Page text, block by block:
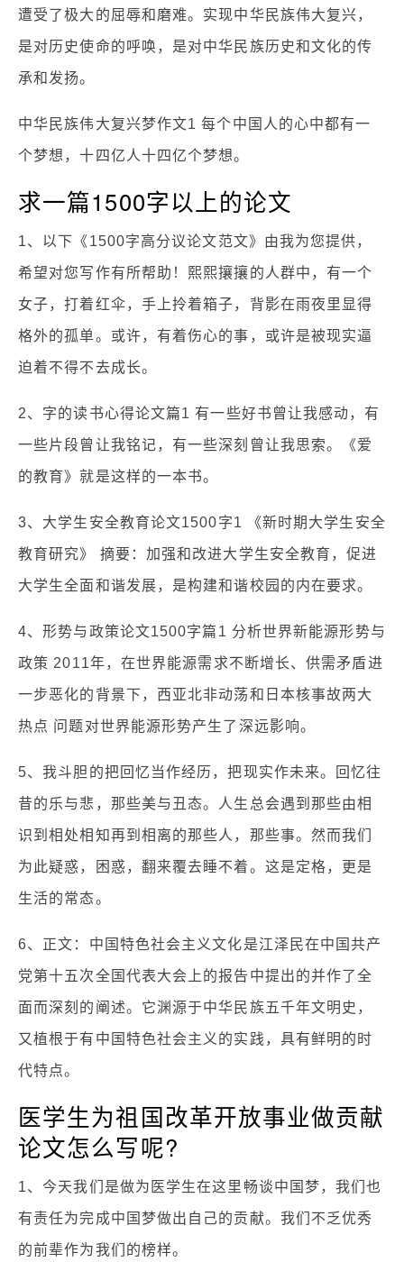
遭受了极大的屈辱和磨难。实现中华民族伟大复兴，
是对历史使命的呼唤，是对中华民族历史和文化的传
承和发扬。
中华民族伟大复兴梦作文1 每个中国人的心中都有一
个梦想，十四亿人十四亿个梦想。
求一篇1500字以上的论文
1、以下《1500字高分议论文范文》由我为您提供，
希望对您写作有所帮助！熙熙攘攘的人群中，有一个
女子，打着红伞，手上拎着箱子，背影在雨夜里显得
格外的孤单。或许，有着伤心的事，或许是被现实逼
迫着不得不去成长。
2、字的读书心得论文篇1 有一些好书曾让我感动，有
一些片段曾让我铭记，有一些深刻曾让我思索。《爱
的教育》就是这样的一本书。
3、大学生安全教育论文1500字1 《新时期大学生安全
教育研究》 摘要：加强和改进大学生安全教育，促进
大学生全面和谐发展，是构建和谐校园的内在要求。
4、形势与政策论文1500字篇1 分析世界新能源形势与
政策 2011年，在世界能源需求不断增长、供需矛盾进
一步恶化的背景下，西亚北非动荡和日本核事故两大
热点 问题对世界能源形势产生了深远影响。
5、我斗胆的把回忆当作经历，把现实作未来。回忆往
昔的乐与悲，那些美与丑态。人生总会遇到那些由相
识到相处相知再到相离的那些人，那些事。然而我们
为此疑惑，困惑，翻来覆去睡不着。这是定格，更是
生活的常态。
6、正文：中国特色社会主义文化是江泽民在中国共产
党第十五次全国代表大会上的报告中提出的并作了全
面而深刻的阐述。它渊源于中华民族五千年文明史，
又植根于有中国特色社会主义的实践，具有鲜明的时
代特点。
医学生为祖国改革开放事业做贡献
论文怎么写呢?
1、今天我们是做为医学生在这里畅谈中国梦，我们也
有责任为完成中国梦做出自己的贡献。我们不乏优秀
的前辈作为我们的榜样。